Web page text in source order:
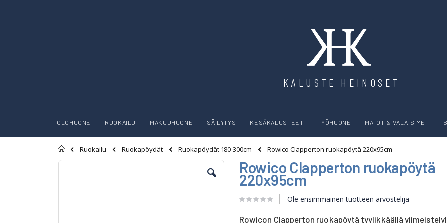
KALUSTE HEINOSET
OLOHUONE RUOKAILU MAKUUHUONE SÄILYTYS KESÄKALUSTEET TYÖHUONE MATOT & VALAISIMET
Etusivu
Ruokailu Ruokapöydät Ruokapöydät 180-300cm
Rowico Clapperton ruokapöytä 220x95cm
Skip
Rowico Clapperton ruokapöytä
220x95cm
Ole ensimmäinen tuotteen arvostelija
Rowicon Clapperton ruokapöytä tyylikkäällä